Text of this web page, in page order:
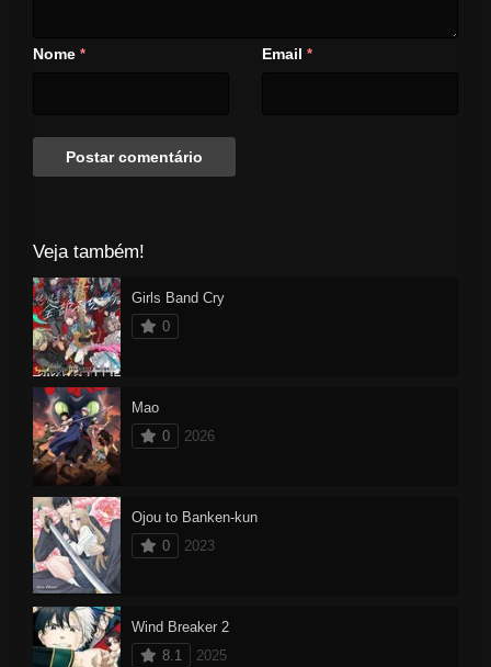
Nome * Email *
Veja também!
Girls Band Cry
0
Mao
0
2026
Ojou to Banken-kun
0
2023
Wind Breaker 2
8.1
2025